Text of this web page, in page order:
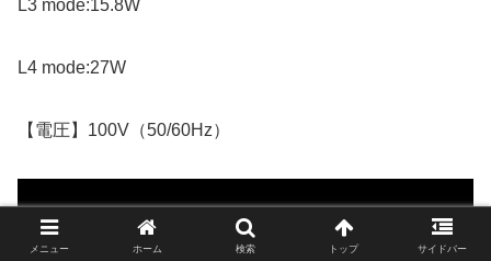
L3 mode:15.8W
L4 mode:27W
【電圧】100V（50/60Hz）
メニュー ホーム 検索 トップ サイドバー